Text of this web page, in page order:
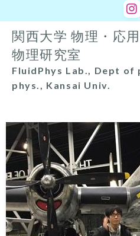
ン
ッ
関西大学 物理・応
物理研究室
FluidPhys Lab., Dept of
phys., Kansai Univ.